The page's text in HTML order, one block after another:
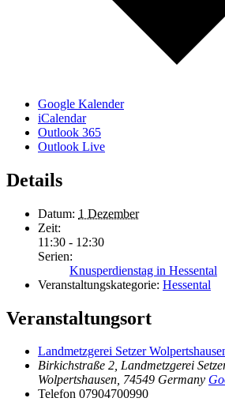
Google Kalender
iCalendar
Outlook 365
Outlook Live
Details
Datum: 1 Dezember
Zeit:
11:30 - 12:30
Serien:
Knusperdienstag in Hessental
Veranstaltungskategorie: Hessental
Veranstaltungsort
Landmetzgerei Setzer
Birkichstraße 2, Landmetzgerei
Wolpertshausen, 74549 Germany
Telefon 07904700990